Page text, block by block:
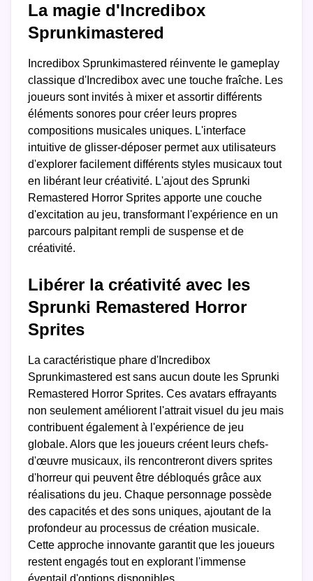
La magie d'Incredibox
Sprunkimastered
Incredibox Sprunkimastered réinvente le gameplay
classique d'Incredibox avec une touche fraîche. Les
joueurs sont invités à mixer et assortir différents
éléments sonores pour créer leurs propres
compositions musicales uniques. L'interface
intuitive de glisser-déposer permet aux utilisateurs
d'explorer facilement différents styles musicaux tout
en libérant leur créativité. L'ajout des Sprunki
Remastered Horror Sprites apporte une couche
d'excitation au jeu, transformant l'expérience en un
parcours palpitant rempli de suspense et de
créativité.
Libérer la créativité avec les
Sprunki Remastered Horror
Sprites
La caractéristique phare d'Incredibox
Sprunkimastered est sans aucun doute les Sprunki
Remastered Horror Sprites. Ces avatars effrayants
non seulement améliorent l'attrait visuel du jeu mais
contribuent également à l'expérience de jeu
globale. Alors que les joueurs créent leurs chefs-
d'œuvre musicaux, ils rencontreront divers sprites
d'horreur qui peuvent être débloqués grâce aux
réalisations du jeu. Chaque personnage possède
des capacités et des sons uniques, ajoutant de la
profondeur au processus de création musicale.
Cette approche innovante garantit que les joueurs
restent engagés tout en explorant l'immense